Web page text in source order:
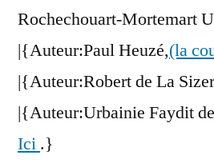
Rochechouart-Mortemart
|{Auteur:Paul Heuzé,(la
|{Auteur:Robert de La
|{Auteur:Urbainie Faydit
Ici .}